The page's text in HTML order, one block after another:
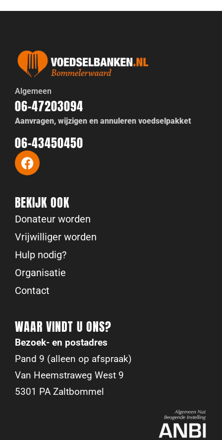
Algemeen
06-47203094
Aanvragen, wijzigen en annuleren voedselpakket
06-43450450
BEKIJK OOK
Donateur worden
Vrijwilliger worden
Hulp nodig?
Organisatie
Contact
WAAR VINDT U ONS?
Bezoek- en postadres
Pand 9 (alleen op afspraak)
Van Heemstraweg West 9
5301 PA Zaltbommel